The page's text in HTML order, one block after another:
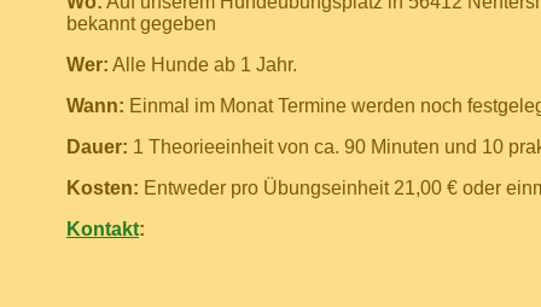
bekannt gegeben
Wer: Alle Hunde ab 1 Jahr.
Wann: Einmal im Monat Termine werden noch
Dauer: 1 Theorieeinheit von ca. 90 Minuten und 10
Kosten: Entweder pro Übungseinheit 21,00 € oder
Kontakt: